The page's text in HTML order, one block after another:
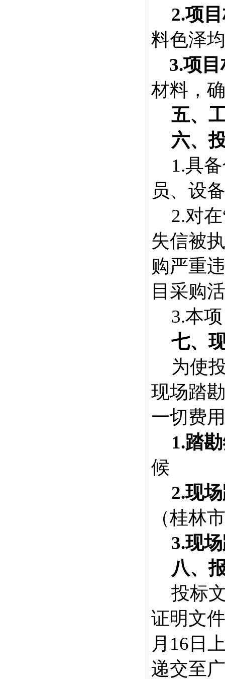
2.项
料色泽
3.项
材料，
五、
六、
1.具
员、设
2.对
失信被
购严重
目采购
3.本
七、
为使
现场踏勘
一切费
1.踏
候
2.现
（桂林
3.现
八、
投标
证明文
月 16 日
递交至